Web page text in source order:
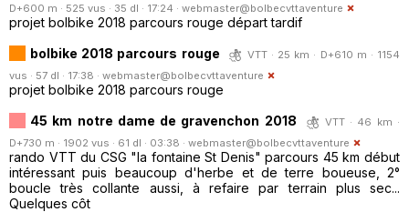
D+600 m · 525 vus · 35 dl · 17:24 · webmaster@bolbecvttaventure
projet bolbike 2018 parcours rouge départ tardif
bolbike 2018 parcours rouge
VTT · 25 km · D+610 m · 1154
vus · 57 dl · 17:38 · webmaster@bolbecvttaventure
projet bolbike 2018 parcours rouge
45 km notre dame de gravenchon 2018
VTT · 46 km ·
D+730 m · 1902 vus · 61 dl · 03:38 · webmaster@bolbecvttaventure
rando VTT du CSG "la fontaine St Denis" parcours 45 km début
intéressant puis beaucoup d'herbe et de terre boueuse, 2°
boucle très collante aussi, à refaire par terrain plus sec...
Quelques côt